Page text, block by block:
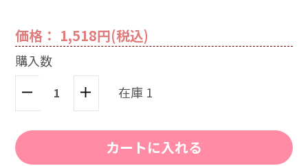
価格： 1,518円(税込)
購入数
在庫 1
カートに入れる